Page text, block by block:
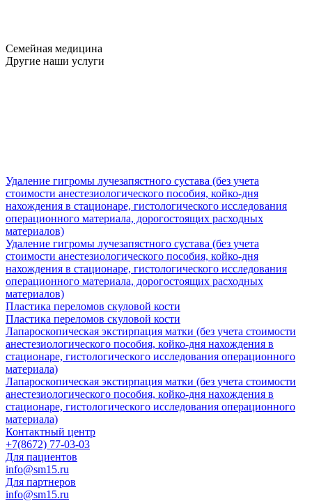
Семейная медицина
Другие наши услуги
Удаление гигромы лучезапястного сустава (без учета
стоимости анестезиологического пособия, койко-дня
нахождения в стационаре, гистологического исследования
операционного материала, дорогостоящих расходных
материалов)
Удаление гигромы лучезапястного сустава (без учета
стоимости анестезиологического пособия, койко-дня
нахождения в стационаре, гистологического исследования
операционного материала, дорогостоящих расходных
материалов)
Пластика переломов скуловой кости
Пластика переломов скуловой кости
Лапароскопическая экстирпация матки (без учета стоимости
анестезиологического пособия, койко-дня нахождения в
стационаре, гистологического исследования операционного
материала)
Лапароскопическая экстирпация матки (без учета стоимости
анестезиологического пособия, койко-дня нахождения в
стационаре, гистологического исследования операционного
материала)
Контактный центр
+7(8672) 77-03-03
Для пациентов
info@sm15.ru
Для партнеров
info@sm15.ru